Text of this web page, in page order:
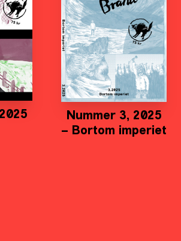
Nummer 3, 2025
– Bortom imperiet